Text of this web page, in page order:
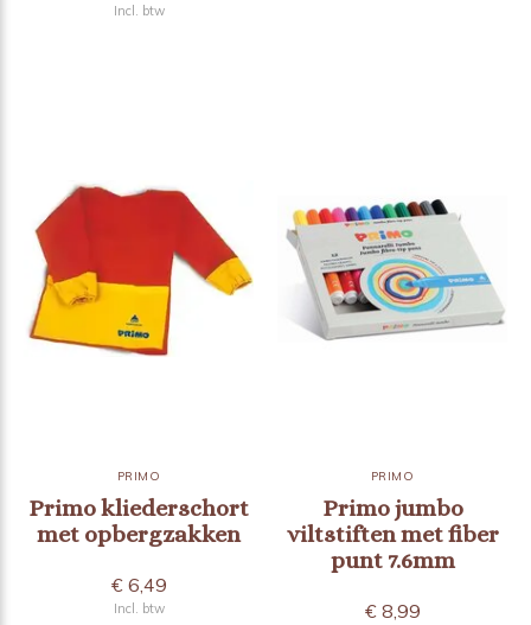
Incl. btw
PRIMO
Primo kliederschort
met opbergzakken
€ 6,49
Incl. btw
PRIMO
Primo jumbo
viltstiften met fiber
punt 7.6mm
€ 8,99